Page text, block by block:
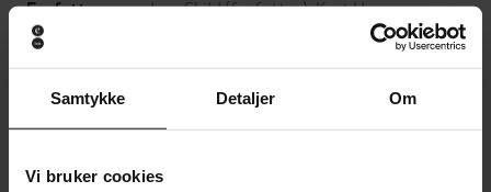
Samtykke Detaljer Om
Vi bruker cookies
Forfattere Lee Child(forfatter),Kurt Hanssen
Cappelen Damm
Utgitt 20.05.2014
Lengde 408